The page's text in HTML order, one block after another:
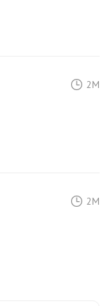
2M
2M